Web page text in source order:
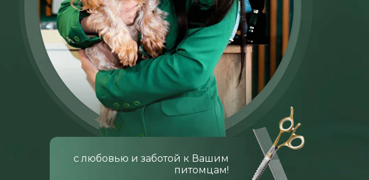
с любовью и заботой к Вашим
питомцам!